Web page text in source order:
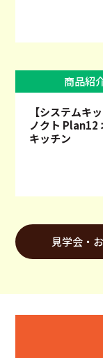
商品紹
【システムキ
ノクト Plan12
キッチン
見学会・